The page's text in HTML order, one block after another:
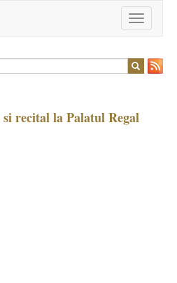
Toggle
navigation
recital la Palatul Regal